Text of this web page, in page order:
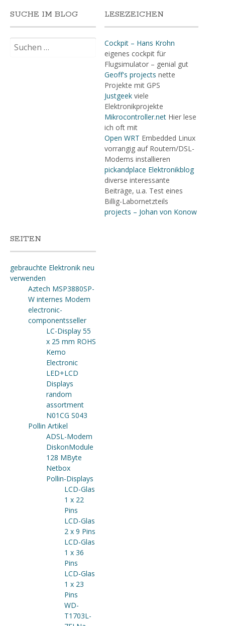
SUCHE IM BLOG
nach:
LESEZEICHEN
Cockpit – Hans Krohn
eigenes cockpit für
Flugsimulator – genial gut
Geoff's projects nette
Projekte mit GPS
Justgeekviele
Elektronikprojekte
Mikrocontroller.netHier lese
ich oft mit
Open WRT Embedded Linux
vorrangig auf Routern/DSL-
Modems installieren
pickandplace Elektronikblog
diverse interessante
Beiträge, u.a. Test eines
Billig-Labornetzteils
projects – Johan von Konow
SEITEN
gebrauchte Elektronik neu
verwenden
Aztech MSP3880SP-
W internes Modem
electronic-
componentsseller
LC-Display 55
x 25 mm ROHS
Kemo
Electronic
LED+LCD
Displays
random
assortment
N01CG S043
Pollin Artikel
ADSL-Modem
DiskonModule
128 MByte
Netbox
Pollin-Displays
LCD-Glas
1 x 22
Pins
LCD-Glas
2 x 9 Pins
LCD-Glas
1 x 36
Pins
LCD-Glas
1 x 23
Pins
WD-
T1703L-